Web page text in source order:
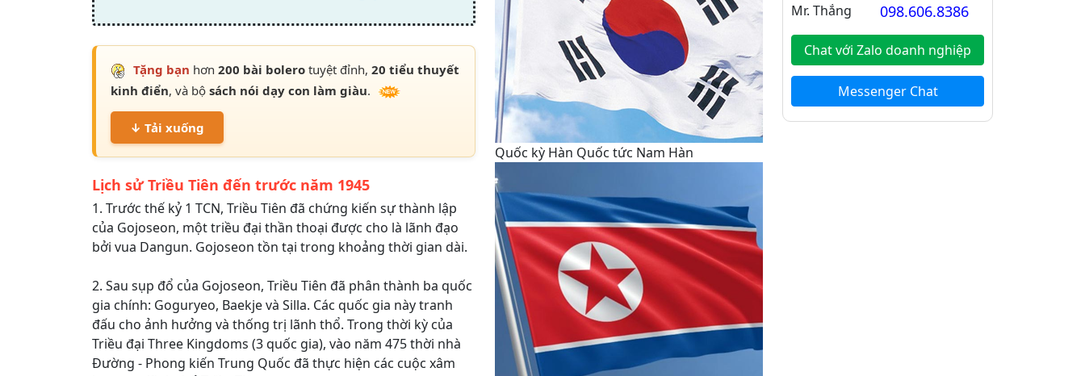
Tặng bạn hơn 200 bài bolero tuyệt đỉnh, 20 tiểu thuyết
kinh điển, và bộ sách nói dạy con làm giàu.
↓ Tải xuống
Lịch sử Triều Tiên đến trước năm 1945
1. Trước thế kỷ 1 TCN, Triều Tiên đã chứng kiến sự thành lập
của Gojoseon, một triều đại thần thoại được cho là lãnh đạo
bởi vua Dangun. Gojoseon tồn tại trong khoảng thời gian dài.
2. Sau sụp đổ của Gojoseon, Triều Tiên đã phân thành ba quốc
gia chính: Goguryeo, Baekje và Silla. Các quốc gia này tranh
đấu cho ảnh hưởng và thống trị lãnh thổ. Trong thời kỳ của
Triều đại Three Kingdoms (3 quốc gia), vào năm 475 thời nhà
Đường - Phong kiến Trung Quốc đã thực hiện các cuộc xâm
Quốc kỳ Hàn Quốc tức Nam Hàn
Mr. Thắng 098.606.8386
Chat với Zalo doanh nghiệp
Messenger Chat